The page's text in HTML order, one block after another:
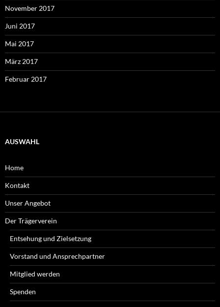
November 2017
Juni 2017
Mai 2017
März 2017
Februar 2017
AUSWAHL
Home
Kontakt
Unser Angebot
Der Trägerverein
Entsehung und Zielsetzung
Vorstand und Ansprechpartner
Mitglied werden
Spenden